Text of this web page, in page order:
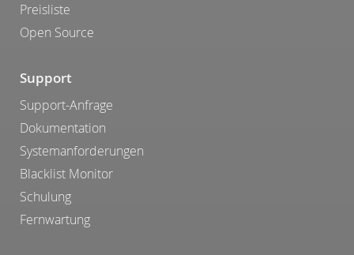
Preisliste
Open Source
Support
Support-Anfrage
Dokumentation
Systemanforderungen
Blacklist Monitor
Schulung
Fernwartung